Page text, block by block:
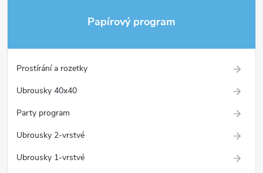
Papírový program
Prostírání a rozetky
Ubrousky 40x40
Party program
Ubrousky 2-vrstvé
Ubrousky 1-vrstvé